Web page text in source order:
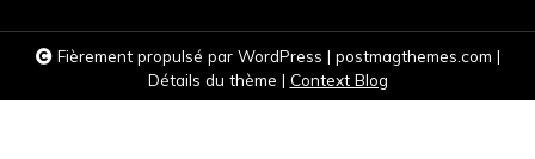
Fièrement propulsé par WordPress | postmagthemes.com |
Détails du thème | Context Blog